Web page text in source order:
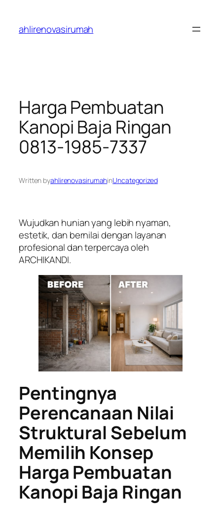
content
ahlirenovasirumah
Harga Pembuatan
Kanopi Baja Ringan
0813-1985-7337
Written byahlirenovasirumahinUncategorized
Wujudkan hunian yang lebih nyaman,
estetik, dan bernilai dengan layanan
profesional dan terpercaya oleh
ARCHIKANDI.
Pentingnya
Perencanaan Nilai
Struktural Sebelum
Memilih Konsep
Harga Pembuatan
Kanopi Baja Ringan